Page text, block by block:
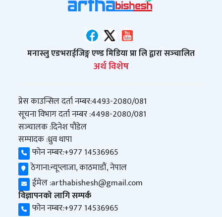
मनास्लु एडभराईजिङ्ग एण्ड मिडिया प्रा लि द्वारा सञ्‍चालित
अर्थ विशेष
प्रेस काउन्सिल दर्ता नम्बर:4493-2080/081
सूचना विभाग दर्ता नम्बर :4498-2080/081
सञ्‍चालक :दिनेश पौडेल
सम्पादक :ध्रुव थापा
फोन नम्बर:+977 14536965
ठेगाना:न्यूप्लाजा, काठमाडौं, नेपाल
ईमेल :arthabishesh@gmail.com
विज्ञापनको लागि सम्पर्क
फोन नम्बर:+977 14536965